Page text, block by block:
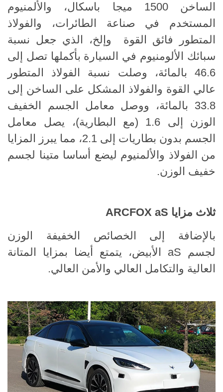
الساخن 1500 ميجا باسكال، والألمنيوم
المستخدم في صناعة الطائرات، والفولاذ
المتطور فائق القوة وإلخ، الذي جعل نسبة
سبائك الألومنيوم في السيارة بأكملها تصل إلى
46.6 بالمائة، وصلت نسبة الفولاذ المتطور
عالي القوة والفولاذ المشكل على الساخن إلى
33.8 بالمائة، ووصل معامل الجسم الخفيف
الوزن إلى 1.6 (مع البطارية)، يصل معامل
الجسم بدون بطاريات إلى 2.1، مما يبرز المزايا
من الفولاذ والألمنيوم ليضع أساسا متينا لجسم
خفيف الوزن.
ثلاث مزايا ARCFOX aS
بالإضافة إلى الخصائص الخفيفة الوزن
لجسم aS الأبيض، يتمتع أيضا بمزايا المتانة
العالية والتكامل العالي والأمن العالي.